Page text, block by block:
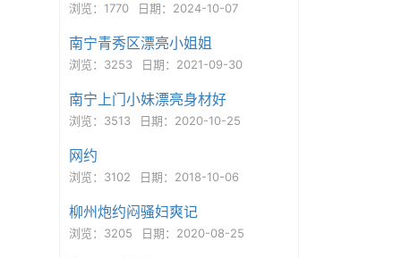
浏览：1770 日期：2024-10-07
南宁青秀区漂亮小姐姐
浏览：3253 日期：2021-09-30
南宁上门小妹漂亮身材好
浏览：3513 日期：2020-10-25
网约
浏览：3102 日期：2018-10-06
柳州炮约闷骚妇爽记
浏览：3205 日期：2020-08-25